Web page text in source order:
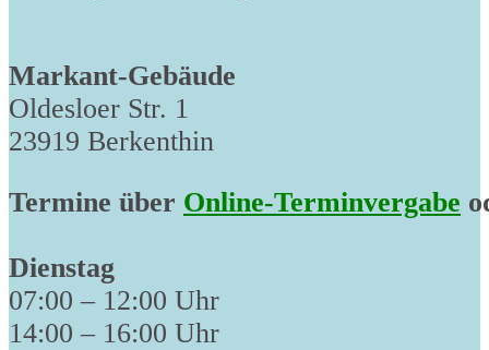
Markant-Gebäude
Oldesloer Str. 1
23919 Berkenthin
Termine über Online-Terminvergabe
Dienstag
07:00 – 12:00 Uhr
14:00 – 16:00 Uhr